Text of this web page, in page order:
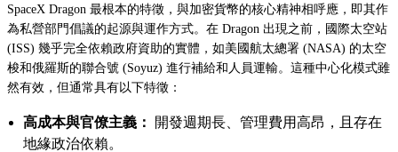
SpaceX Dragon 最根本的特徵，與加密貨幣的核心精神相呼應，即其作
為私營部門倡議的起源與運作方式。在 Dragon 出現之前，國際太空站
(ISS) 幾乎完全依賴政府資助的實體，如美國航太總署 (NASA) 的太空
梭和俄羅斯的聯合號 (Soyuz) 進行補給和人員運輸。這種中心化模式雖
然有效，但通常具有以下特徵：
高成本與官僚主義：
開發週期長、管理費用高昂，且存在
地緣政治依賴。